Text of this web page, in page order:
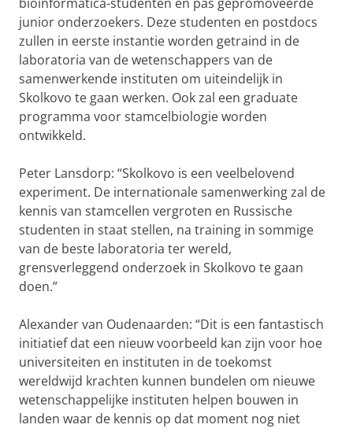
junior onderzoekers. Deze studenten en postdocs
zullen in eerste instantie worden getraind in de
laboratoria van de wetenschappers van de
samenwerkende instituten om uiteindelijk in
Skolkovo te gaan werken. Ook zal een graduate
programma voor stamcelbiologie worden
ontwikkeld.
Peter Lansdorp: “Skolkovo is een veelbelovend
experiment. De internationale samenwerking zal de
kennis van stamcellen vergroten en Russische
studenten in staat stellen, na training in sommige
van de beste laboratoria ter wereld,
grensverleggend onderzoek in Skolkovo te gaan
doen.”
Alexander van Oudenaarden: “Dit is een fantastisch
initiatief dat een nieuw voorbeeld kan zijn voor hoe
universiteiten en instituten in de toekomst
wereldwijd krachten kunnen bundelen om nieuwe
wetenschappelijke instituten helpen bouwen in
landen waar de kennis op dat moment nog niet